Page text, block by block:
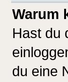
Warum
Hast du
du eine